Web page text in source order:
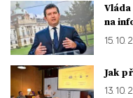
na
15. 10.
Jak
13. 10.